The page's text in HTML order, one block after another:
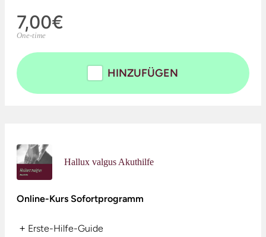
7,00€
One-time
HINZUFÜGEN
Hallux valgus Akuthilfe
Online-Kurs Sofortprogramm
+ Erste-Hilfe-Guide